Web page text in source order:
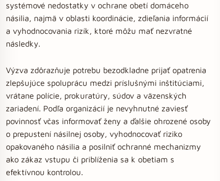
systémové nedostatky v ochrane obetí domáceho
násilia, najmä v oblasti koordinácie, zdieľania informácií
a vyhodnocovania rizík, ktoré môžu mať nezvratné
následky.
Výzva zdôrazňuje potrebu bezodkladne prijať opatrenia
zlepšujúce spoluprácu medzi príslušnými inštitúciami,
vrátane polície, prokuratúry, súdov a väzenských
zariadení. Podľa organizácií je nevyhnutné zaviesť
povinnosť včas informovať ženy a ďalšie ohrozené osoby
o prepustení násilnej osoby, vyhodnocovať riziko
opakovaného násilia a posilniť ochranné mechanizmy
ako zákaz vstupu či priblíženia sa k obetiam s
efektívnou kontrolou.